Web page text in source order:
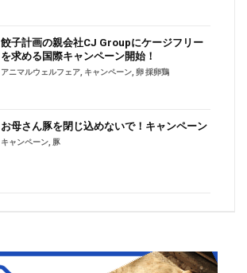
餃子計画の親会社CJ Groupにケージフリー
を求める国際キャンペーン開始！
アニマルウェルフェア, キャンペーン, 卵 採卵鶏
お母さん豚を閉じ込めないで！キャンペーン
キャンペーン, 豚